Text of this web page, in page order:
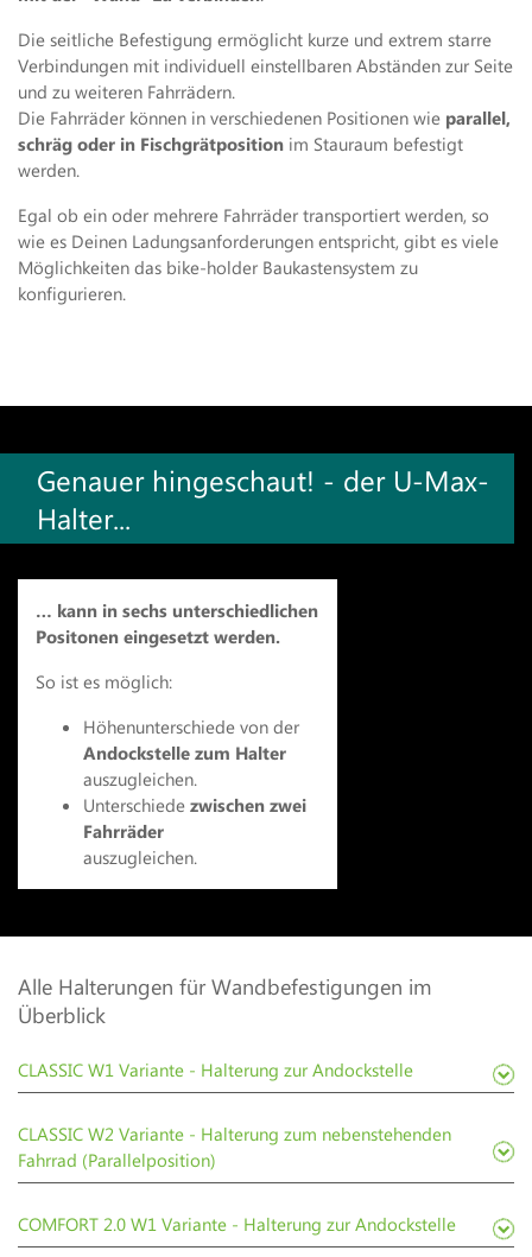
Die seitliche Befestigung ermöglicht kurze und extrem starre
Verbindungen mit individuell einstellbaren Abständen zur Seite
und zu weiteren Fahrrädern.
Die Fahrräder können in verschiedenen Positionen wie parallel,
schräg oder in Fischgrätposition im Stauraum befestigt
werden.
Egal ob ein oder mehrere Fahrräder transportiert werden, so
wie es Deinen Ladungsanforderungen entspricht, gibt es viele
Möglichkeiten das bike-holder Baukastensystem zu
konfigurieren.
Genauer hingeschaut! - der U-Max-
Halter...
… kann in sechs unterschiedlichen
Positonen eingesetzt werden.
So ist es möglich:
Höhenunterschiede von der
Andockstelle zum Halter
auszugleichen.
Unterschiede zwischen zwei
Fahrräder
auszugleichen.
Alle Halterungen für Wandbefestigungen im
Überblick
CLASSIC W1 Variante - Halterung zur Andockstelle
CLASSIC W2 Variante - Halterung zum nebenstehenden
Fahrrad (Parallelposition)
COMFORT 2.0 W1 Variante - Halterung zur Andockstelle